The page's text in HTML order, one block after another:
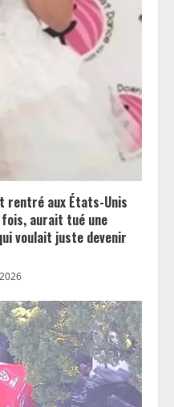
rentré aux États-Unis
fois, aurait tué une
voulait juste devenir